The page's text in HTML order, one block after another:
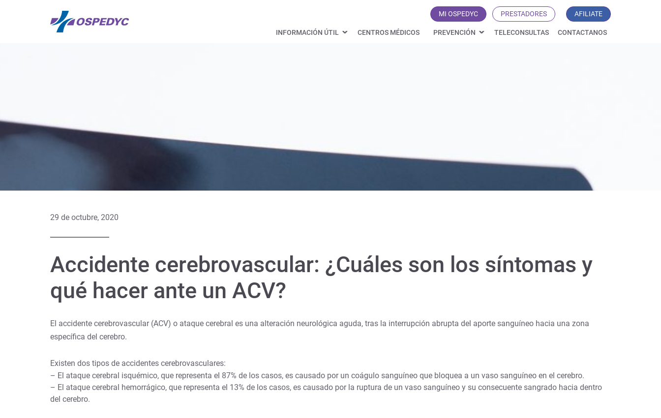
MI OSPEDYC PRESTADORES AFILIATE
INFORMACIÓN ÚTIL CENTROS MÉDICOS PREVENCIÓN TELECONSULTAS CONTACTANOS
29 de octubre, 2020
Accidente cerebrovascular: ¿Cuáles son los síntomas y
qué hacer ante un ACV?
El accidente cerebrovascular (ACV) o ataque cerebral es una alteración neurológica aguda, tras la interrupción abrupta del aporte sanguíneo hacia una zona
específica del cerebro.
Existen dos tipos de accidentes cerebrovasculares:
– El ataque cerebral isquémico, que representa el 87% de los casos, es causado por un coágulo sanguíneo que bloquea a un vaso sanguíneo en el cerebro.
– El ataque cerebral hemorrágico, que representa el 13% de los casos, es causado por la ruptura de un vaso sanguíneo y su consecuente sangrado hacia dentro
del cerebro.